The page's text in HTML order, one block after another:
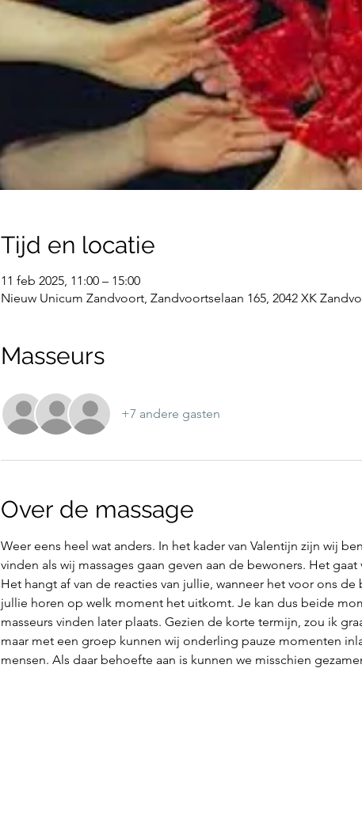
Tijd en locatie
11 feb 2025, 11:00 – 15:00
Nieuw Unicum Zandvoort, Zandvoortselaan 165, 2042 XK
Masseurs
+7 andere gasten
Over de massage
Weer eens heel wat anders. In het kader van Valentijn zijn wij
vinden als wij massages gaan geven aan de bewoners. Het
Het hangt af van de reacties van jullie, wanneer het voor ons
jullie horen op welk moment het uitkomt. Je kan dus beide
masseurs vinden later plaats. Gezien de korte termijn, zou ik
maar met een groep kunnen wij onderling pauze momenten
mensen. Als daar behoefte aan is kunnen we misschien